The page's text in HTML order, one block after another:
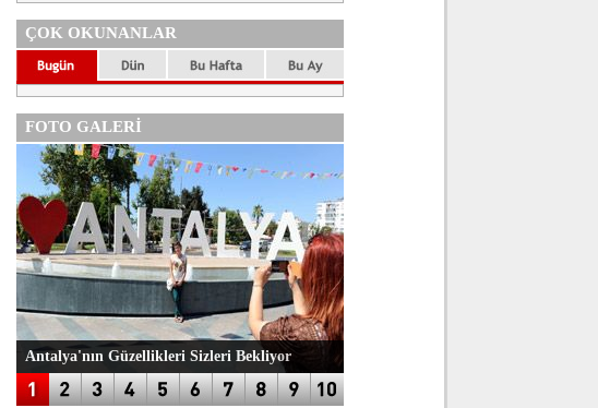
ÇOK OKUNANLAR
FOTO GALERİ
Antalya'nın Güzellikleri Sizleri Bekliyor